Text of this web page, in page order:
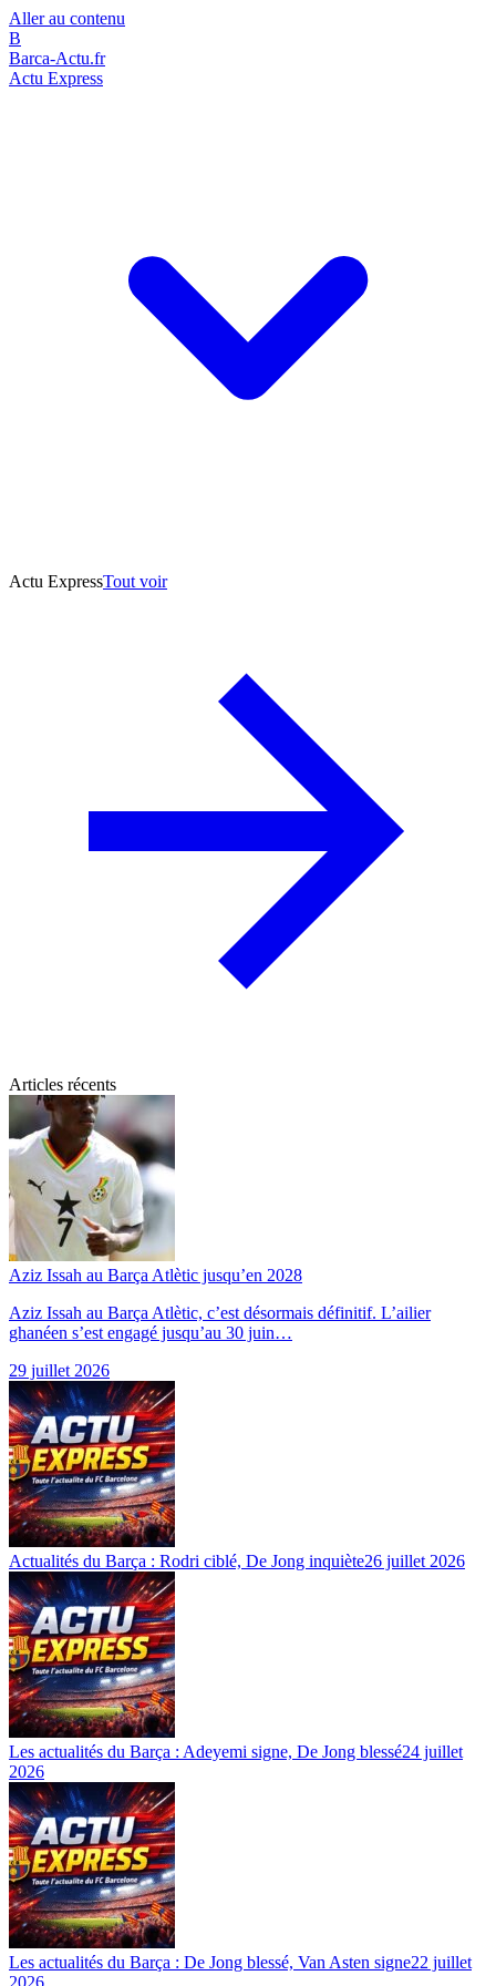
Aller au contenu
B
Barca-Actu.fr
Actu Express
Actu ExpressTout voir
Articles récents
Aziz Issah au Barça Atlètic jusqu’en 2028
Aziz Issah au Barça Atlètic, c’est désormais définitif. L’ailier
ghanéen s’est engagé jusqu’au 30 juin…
29 juillet 2026
Actualités du Barça : Rodri ciblé, De Jong inquiète26 juillet 2026
Les actualités du Barça : Adeyemi signe, De Jong blessé24 juillet
2026
Les actualités du Barça : De Jong blessé, Van Asten signe22 juillet
2026